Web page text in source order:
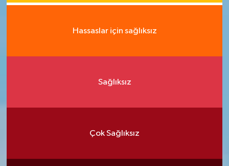
Hassaslar için sağlıksız
Sağlıksız
Çok Sağlıksız